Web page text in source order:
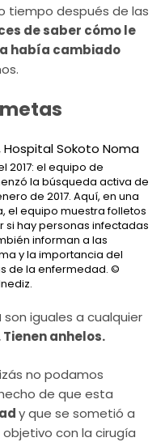
tiempo después de las
de saber cómo le
había cambiado
2017: el equipo de
la búsqueda activa de
de 2017. Aquí, en una
el equipo muestra folletos
hay personas infectadas
informan a las
y la importancia del
de la enfermedad. ©
son iguales a cualquier
anhelos.
no podamos
de que esta
y que se sometió a
con la cirugía